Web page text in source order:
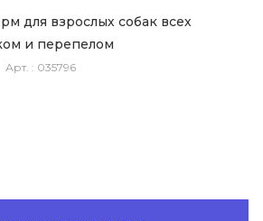
для взрослых собак всех
и перепелом
Арт. : 035796